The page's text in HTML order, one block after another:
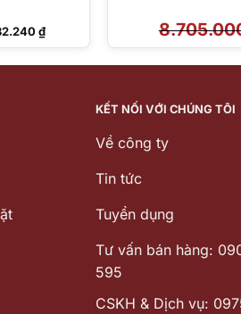
₫Giá
hiện
tại
17.082.240 ₫.
KẾT NỐI VỚI CHÚNG TÔI
Về công ty
Tin tức
Tuyển dụng
Tư vấn bán hàng:
595
CSKH & Dịch vụ: